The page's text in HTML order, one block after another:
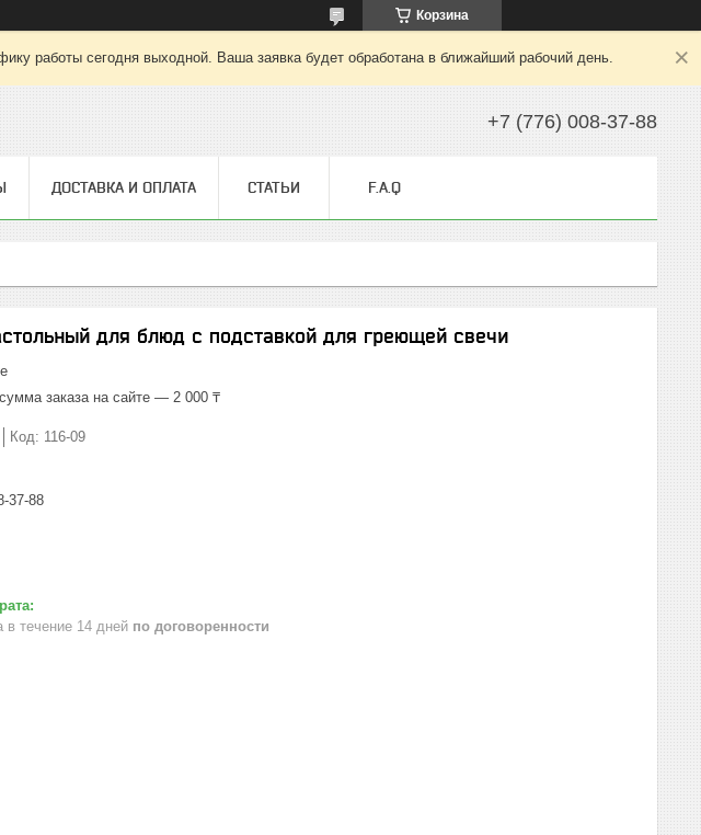
Корзина
работы сегодня выходной. Ваша заявка будет обработана в ближайший рабочий день.
+7 (776) 008-37-88
ДОСТАВКА И ОПЛАТА СТАТЬИ F.A.Q
для блюд с подставкой для греющей свечи
заказа на сайте — 2 000 ₸
Код: 116-09
37-88
в течение 14 дней по договоренности